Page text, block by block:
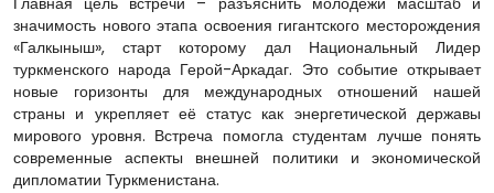
значимость нового этапа освоения гигантского месторождения
«Галкыныш», старт которому дал Национальный Лидер
туркменского народа Герой-Аркадаг. Это событие открывает
новые горизонты для международных отношений нашей
страны и укрепляет её статус как энергетической державы
мирового уровня. Встреча помогла студентам лучше понять
современные аспекты внешней политики и экономической
дипломатии Туркменистана.